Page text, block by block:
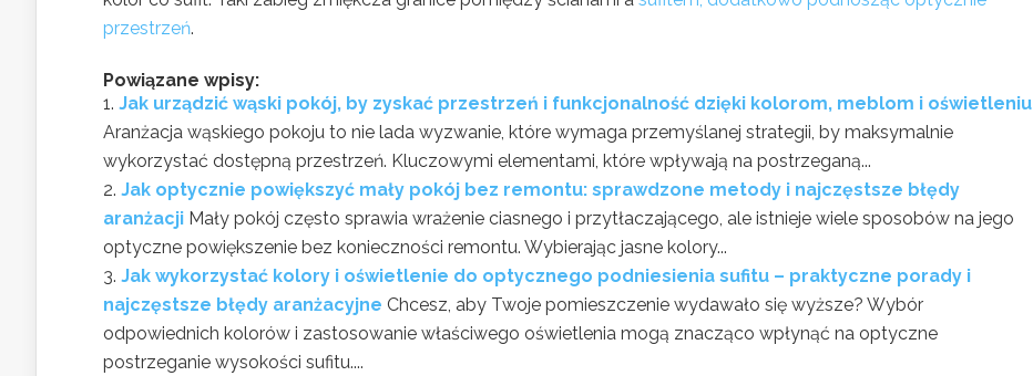
przestrzeń.
Powiązane wpisy:
Jak urządzić wąski pokój, by zyskać przestrzeń i funkcjonalność dzięki kolorom, meblom i oświetleniu
Aranżacja wąskiego pokoju to nie lada wyzwanie, które wymaga przemyślanej strategii, by maksymalnie
wykorzystać dostępną przestrzeń. Kluczowymi elementami, które wpływają na postrzeganą...
Jak optycznie powiększyć mały pokój bez remontu: sprawdzone metody i najczęstsze błędy
aranżacji Mały pokój często sprawia wrażenie ciasnego i przytłaczającego, ale istnieje wiele sposobów na jego
optyczne powiększenie bez konieczności remontu. Wybierając jasne kolory...
Jak wykorzystać kolory i oświetlenie do optycznego podniesienia sufitu – praktyczne porady i
najczęstsze błędy aranżacyjne Chcesz, aby Twoje pomieszczenie wydawało się wyższe? Wybór
odpowiednich kolorów i zastosowanie właściwego oświetlenia mogą znacząco wpłynąć na optyczne
postrzeganie wysokości sufitu....